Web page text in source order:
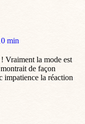
min
Vraiment la mode est
de façon
impatience la réaction